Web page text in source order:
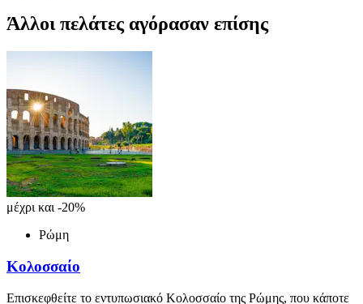
Άλλοι πελάτες αγόρασαν επίσης
μέχρι και -20%
Ρώμη
Κολοσσαίο
Επισκεφθείτε το εντυπωσιακό Κολοσσαίο της Ρώμης, που κάποτε